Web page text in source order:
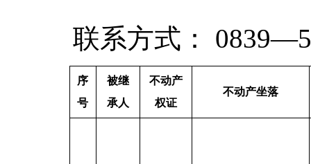
联系方式：
序
号
被继
承人
不动产
权证
不动产坐落